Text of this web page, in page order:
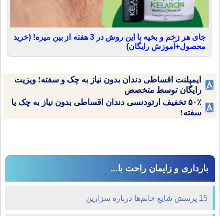
جای هر زخم و بخیه با این روش در 3 هفته از بین میره! (خرید
محصول+آموزش رایگان)
ایمپلنت اقساطی دندان بدون نیاز به چک و سفته! ویزیت
رایگان توسط متخصص
۵۰٪ تخفیف ارتودنسی دندان اقساطی بدون نیاز به چک یا
سفته!
بارداری و زایمان راحت با...
15 پرسش شايع خانم‌ها درباره سزارين